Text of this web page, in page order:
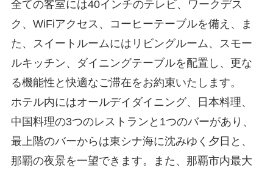
全ての客室には40インチのテレビ、ワークデス
ク、WiFiアクセス、コーヒーテーブルを備え、ま
た、スイートルームにはリビングルーム、スモー
ルキッチン、ダイニングテーブルを配置し、更な
る機能性と快適なご滞在をお約束いたします。
ホテル内にはオールデイダイニング、日本料理、
中国料理の3つのレストランと1つのバーがあり、
最上階のバーからは東シナ海に沈みゆく夕日と、
那覇の夜景を一望できます。また、那覇市内最大